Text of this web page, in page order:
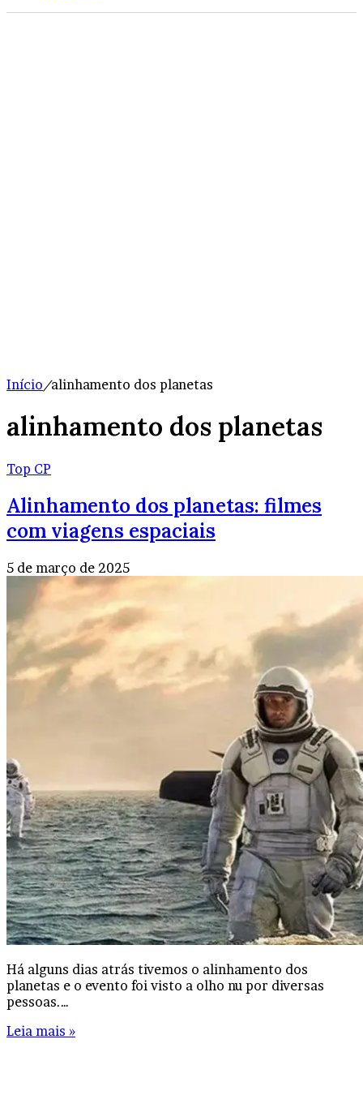
Início/alinhamento dos planetas
alinhamento dos planetas
Top CP
Alinhamento dos planetas: filmes
com viagens espaciais
5 de março de 2025
Há alguns dias atrás tivemos o alinhamento dos
planetas e o evento foi visto a olho nu por diversas
pessoas.…
Leia mais »